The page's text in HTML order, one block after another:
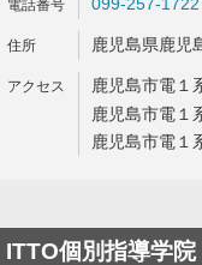
鹿児島県鹿児
鹿児島市電１
鹿児島市電１
鹿児島市電１
ITTO個別指導学院